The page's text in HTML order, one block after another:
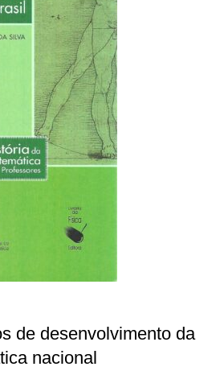
de desenvolvimento da
nacional